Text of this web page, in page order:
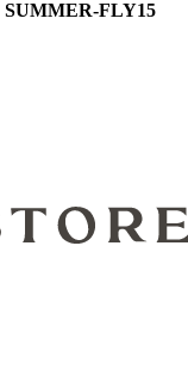
SUMMER-FLY15